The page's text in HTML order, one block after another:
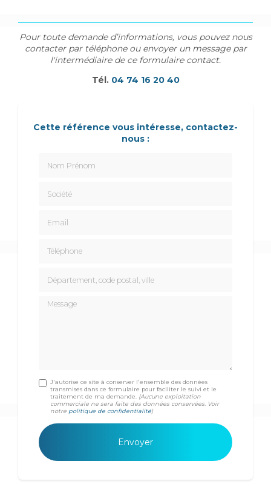
Pour toute demande d’informations, vous pouvez nous
contacter par téléphone ou envoyer un message par
l'intermédiaire de ce formulaire contact.
Tél. 04 74 16 20 40
Cette référence vous intéresse, contactez-
nous :
Message
J'autorise ce site à conserver l'ensemble des données
transmises dans ce formulaire pour faciliter le suivi et le
traitement de ma demande. (Aucune exploitation
commerciale ne sera faite des données conservées. Voir
notre politique de confidentialité)